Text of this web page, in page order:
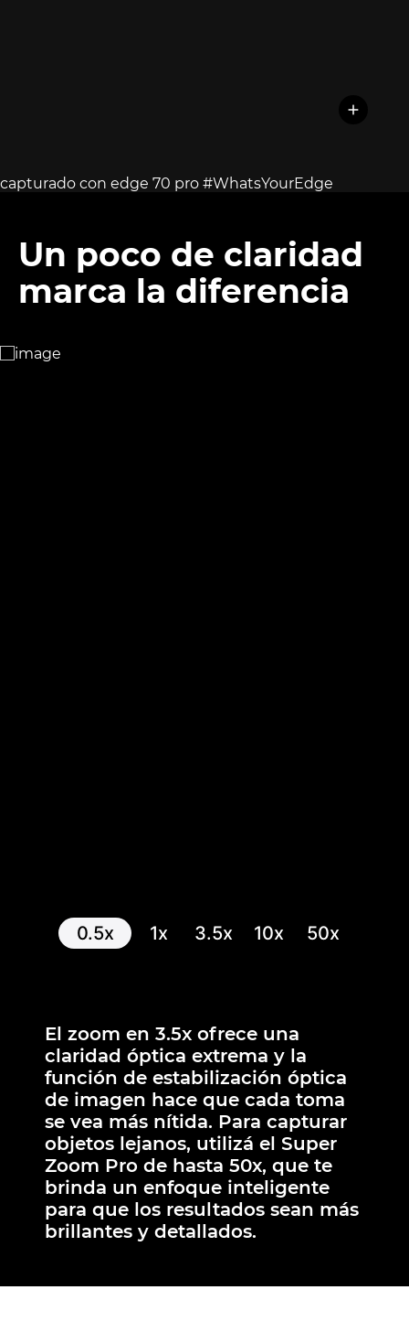
capturado con edge 70 pro #WhatsYourEdge
Un poco de claridad
marca la diferencia
0.5x 1x 3.5x 10x 50x
El zoom en 3.5x ofrece una
claridad óptica extrema y la
función de estabilización óptica
de imagen hace que cada toma
se vea más nítida. Para capturar
objetos lejanos, utilizá el Super
Zoom Pro de hasta 50x, que te
brinda un enfoque inteligente
para que los resultados sean más
brillantes y detallados.